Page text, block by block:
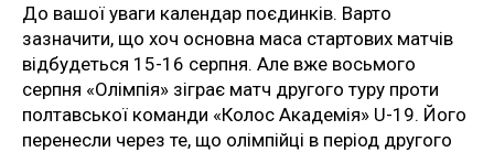
До вашої уваги календар поєдинків. Варто
зазначити, що хоч основна маса стартових матчів
відбудеться 15-16 серпня. Але вже восьмого
серпня «Олімпія» зіграє матч другого туру проти
полтавської команди «Колос Академія» U-19. Його
перенесли через те, що олімпійці в період другого